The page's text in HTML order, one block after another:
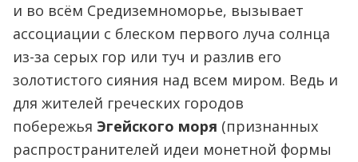
и во всём Средиземноморье, вызывает
ассоциации с блеском первого луча солнца
из-за серых гор или туч и разлив его
золотистого сияния над всем миром. Ведь и
для жителей греческих городов
побережья Эгейского моря (признанных
распространителей идеи монетной формы